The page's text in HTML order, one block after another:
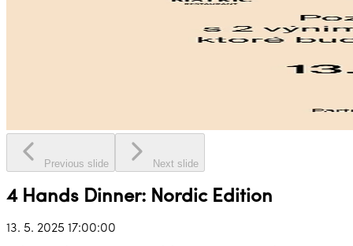
Previous slide Next slide
4 Hands Dinner: Nordic Edition
13. 5. 2025 17:00:00